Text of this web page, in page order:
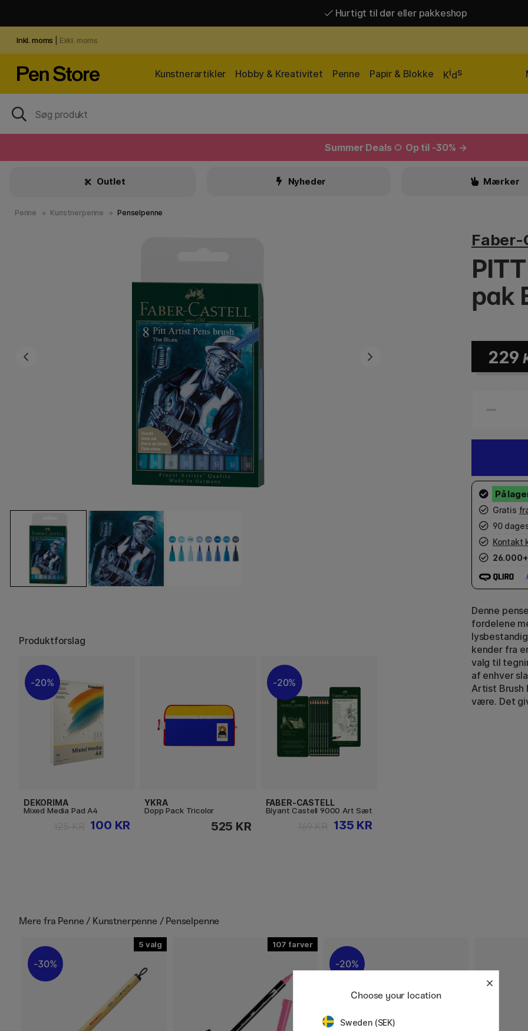
Hurtigt til dør eller pakkeshop
Inkl. moms Exkl. moms
Kunstnerartikler Hobby & Kreativitet Penne Papir & Blokke Kids
Summer Deals 🌻 Op til -30% →
Outlet Nyheder Mærker
Penne Kunstnerpenne Penselpenne
Produktforslag
20%
DEKORIMA
Mixed Media Pad A4
100 KR
YKRA
Dopp Pack Tricolor
525 KR
20%
FABER-CASTELL
Blyant Castell 9000 Art Sæt
135 KR
pak
229
Gratis
90
Kontakt
26.000+
Denne
fordelene
kender fra
valg til
af enhver
Artist Brush
være. Det
Mere fra Penne / Kunstnerpenne / Penselpenne
5
30%
107
20%
Choose your location
Sweden (SEK)